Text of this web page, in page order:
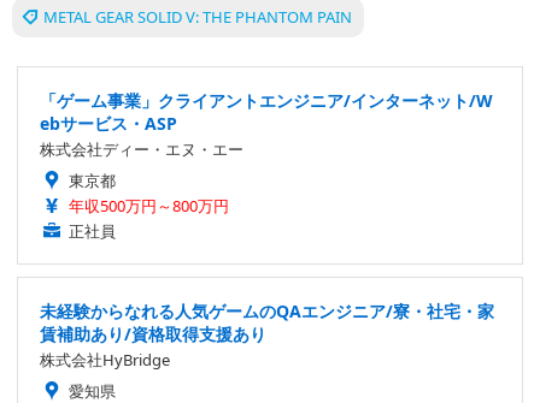
METAL GEAR SOLID V: THE PHANTOM PAIN
「ゲーム事業」クライアントエンジニア/インターネット/W
ebサービス・ASP
株式会社ディー・エヌ・エー
東京都
年収500万円～800万円
正社員
未経験からなれる人気ゲームのQAエンジニア/寮・社宅・家
賃補助あり/資格取得支援あり
株式会社HyBridge
愛知県